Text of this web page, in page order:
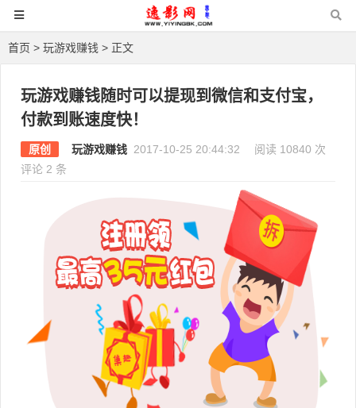
首页 > 玩游戏赚钱 > 正文
玩游戏赚钱随时可以提现到微信和支付宝，
付款到账速度快！
原创 玩游戏赚钱 2017-10-25 20:44:32
阅读 10840 次
评论 2 条